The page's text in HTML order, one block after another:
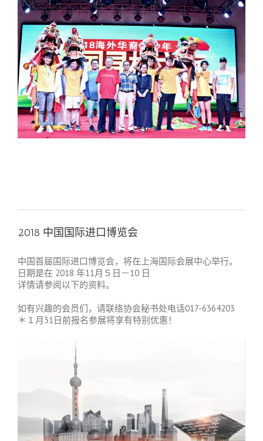
2018 中国国际进口博览会
中国首届国际进口博览会，将在上海国际会展中心举行。
日期是在 2018 年11月５日－10 日
详情请参阅以下的资料。
如有兴趣的会员们，请联络协会秘书处电话017-6364203
＊１月31日前报名参展将享有特别优惠！